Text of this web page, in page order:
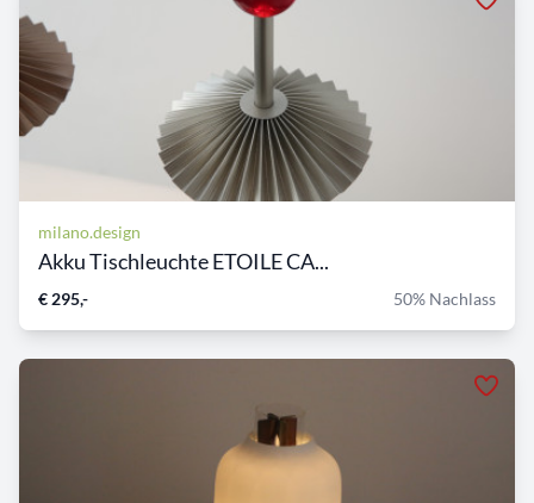
milano.design
Akku Tischleuchte ETOILE CA...
€ 295,- 50% Nachlass